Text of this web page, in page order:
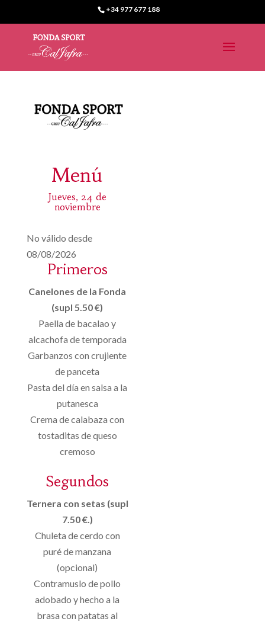
+34 977 677 188
Menú
Jueves, 24 de
noviembre
No válido desde
08/08/2026
Primeros
Canelones de la Fonda
(supl 5.50 €)
Paella de bacalao y
alcachofa de temporada
Garbanzos con crujiente
de panceta
Pasta del día en salsa a la
putanesca
Crema de calabaza con
tostaditas de queso
cremoso
Segundos
Ternera con setas (supl
7.50 €.)
Chuleta de cerdo con
puré de manzana
(opcional)
Contramuslo de pollo
adobado y hecho a la
brasa con patatas al